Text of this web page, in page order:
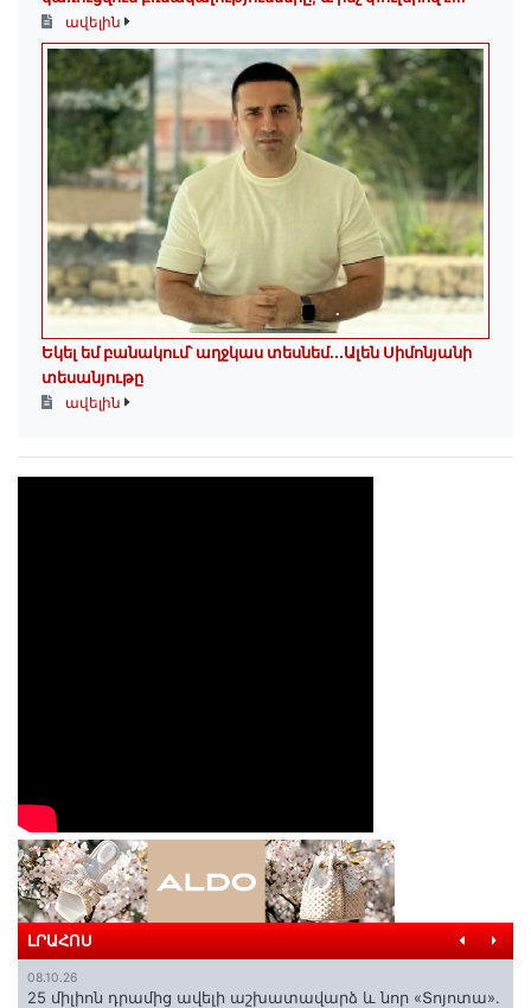
ավելին
Եկել եմ բանակում՝ աղջկաս տեսնեմ․․․Ալեն Սիմոնյանի
տեսանյութը
ավելին
ԼՐԱՀՈՍ
08.10.26
25 միլիոն դրամից ավելի աշխատավարձ և նոր «Տոյոտա»․